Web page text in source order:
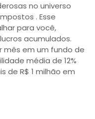
no universo
. Esse
para você,
acumulados.
mês em um fundo de
média de 12%
de R$ 1 milhão em